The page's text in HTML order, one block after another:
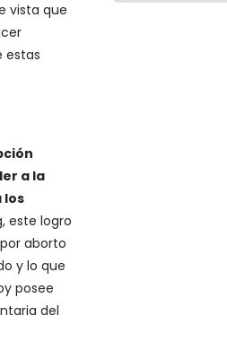
vista que
estas
a la
los
este logro
aborto
y lo que
posee
del